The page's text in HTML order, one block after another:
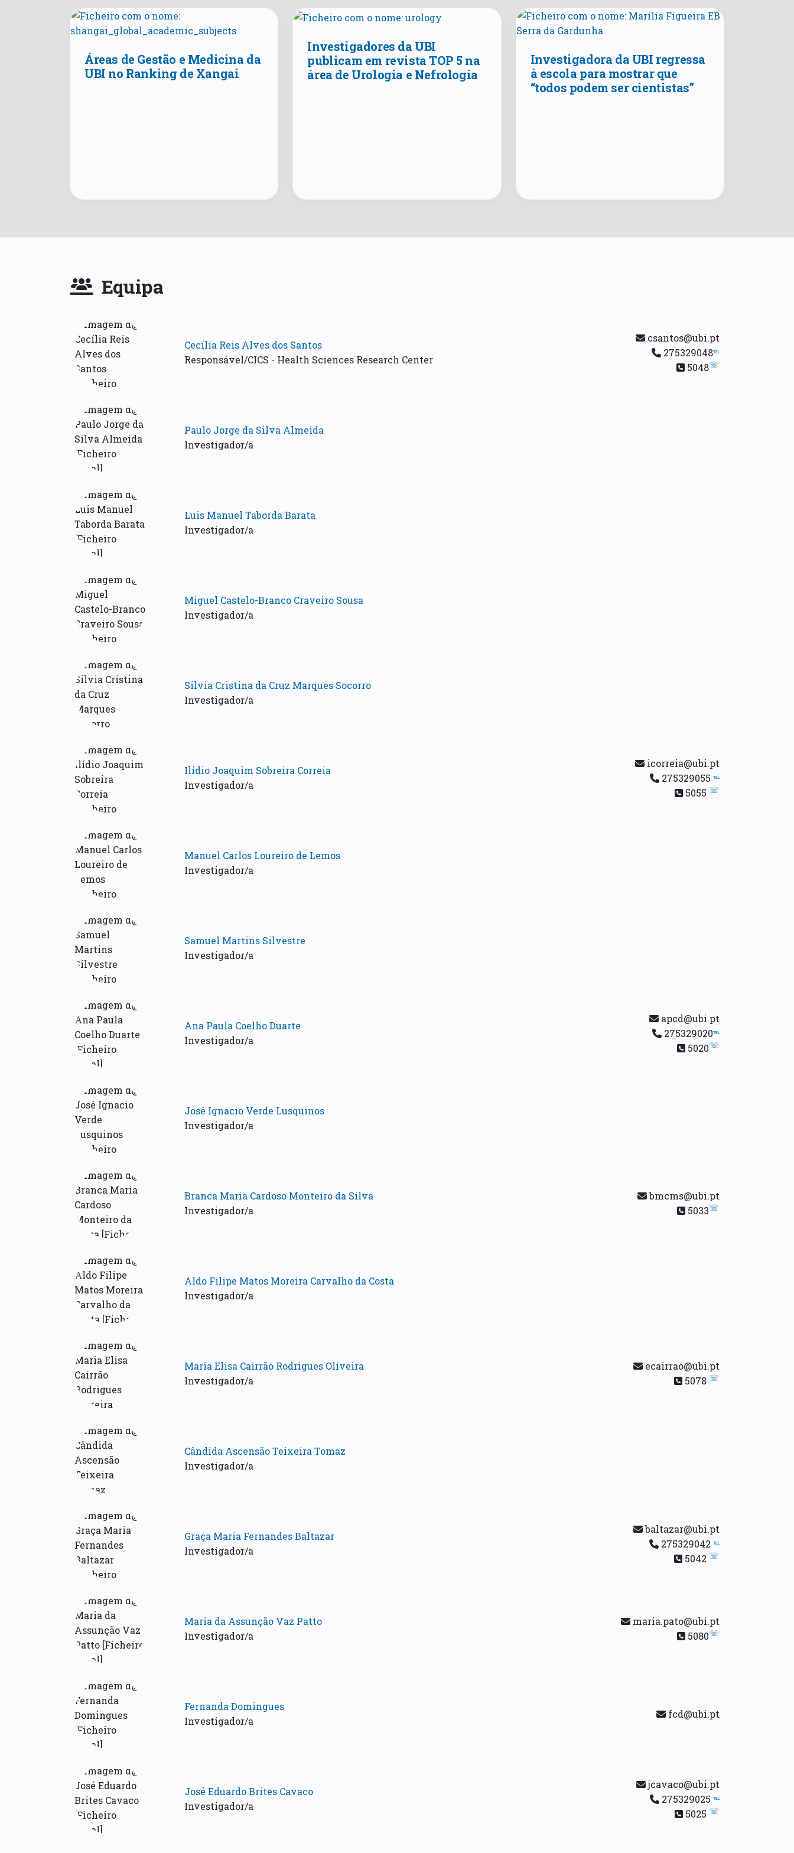
Áreas de Gestão e Medicina da
UBI no Ranking de Xangai
Investigadores da UBI
publicam em revista TOP 5 na
área de Urologia e Nefrologia
Investigadora da UBI regressa
à escola para mostrar que
“todos podem ser cientistas”
Equipa
Cecília Reis Alves dos Santos
Responsável/CICS - Health Sciences Research Center
csantos@ubi.pt
275329048℡
5048☏
Paulo Jorge da Silva Almeida
Investigador/a
Luis Manuel Taborda Barata
Investigador/a
Miguel Castelo-Branco Craveiro Sousa
Investigador/a
Silvia Cristina da Cruz Marques Socorro
Investigador/a
Ilídio Joaquim Sobreira Correia
Investigador/a
icorreia@ubi.pt
275329055 ℡
5055 ☏
Manuel Carlos Loureiro de Lemos
Investigador/a
Samuel Martins Silvestre
Investigador/a
Ana Paula Coelho Duarte
Investigador/a
apcd@ubi.pt
275329020℡
5020☏
José Ignacio Verde Lusquinos
Investigador/a
Branca Maria Cardoso Monteiro da Silva
Investigador/a
bmcms@ubi.pt
5033☏
Aldo Filipe Matos Moreira Carvalho da Costa
Investigador/a
Maria Elisa Cairrão Rodrigues Oliveira
Investigador/a
ecairrao@ubi.pt
5078 ☏
Cândida Ascensão Teixeira Tomaz
Investigador/a
Graça Maria Fernandes Baltazar
Investigador/a
baltazar@ubi.pt
275329042 ℡
5042 ☏
Maria da Assunção Vaz Patto
Investigador/a
maria.pato@ubi.pt
5080☏
Fernanda Domingues
Investigador/a
fcd@ubi.pt
José Eduardo Brites Cavaco
Investigador/a
jcavaco@ubi.pt
275329025 ℡
5025 ☏